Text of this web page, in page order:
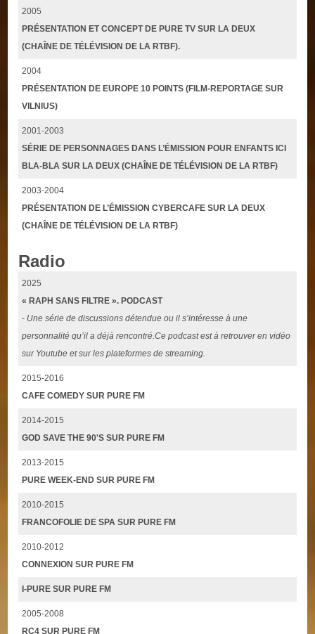
2005
PRÉSENTATION ET CONCEPT DE PURE TV SUR LA DEUX
(CHAÎNE DE TÉLÉVISION DE LA RTBF).
2004
PRÉSENTATION DE EUROPE 10 POINTS (FILM-REPORTAGE SUR
VILNIUS)
2001-2003
SÉRIE DE PERSONNAGES DANS L’ÉMISSION POUR ENFANTS ICI
BLA-BLA SUR LA DEUX (CHAÎNE DE TÉLÉVISION DE LA RTBF)
2003-2004
PRÉSENTATION DE L’ÉMISSION CYBERCAFE SUR LA DEUX
(CHAÎNE DE TÉLÉVISION DE LA RTBF)
Radio
2025
« RAPH SANS FILTRE ». PODCAST
- Une série de discussions détendue ou il s’intéresse à une
personnalité qu’il a déjà rencontré.Ce podcast est à retrouver en vidéo
sur Youtube et sur les plateformes de streaming.
2015-2016
CAFE COMEDY SUR PURE FM
2014-2015
GOD SAVE THE 90'S SUR PURE FM
2013-2015
PURE WEEK-END SUR PURE FM
2010-2015
FRANCOFOLIE DE SPA SUR PURE FM
2010-2012
CONNEXION SUR PURE FM
I-PURE SUR PURE FM
2005-2008
RC4 SUR PURE FM